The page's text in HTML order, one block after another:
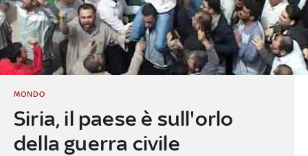
Siria, il paese è sull'orlo
della guerra civile
MONDO